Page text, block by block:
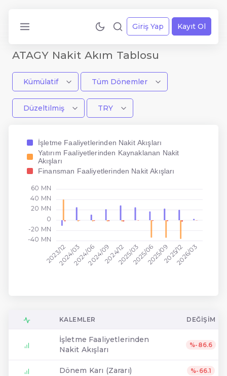
Giriş Yap Kayıt Ol
ATAGY Nakit Akım Tablosu
Kümülatif Tüm Dönemler
Düzeltilmiş TRY
İşletme Faaliyetlerinden Nakit Akışları
Yatırım Faaliyetlerinden Kaynaklanan Nakit
Akışları
Finansman Faaliyetlerinden Nakit Akışları
2023/122024/032024/062024/092024/122025/032025/062025/092025/122026/03
60 MN
40 MN
20 MN
0
-20 MN
-40 MN
KALEMLER DEĞIŞIM
İşletme Faaliyetlerinden
Nakit Akışları
%-86.6
Dönem Karı (Zararı) %-66.1